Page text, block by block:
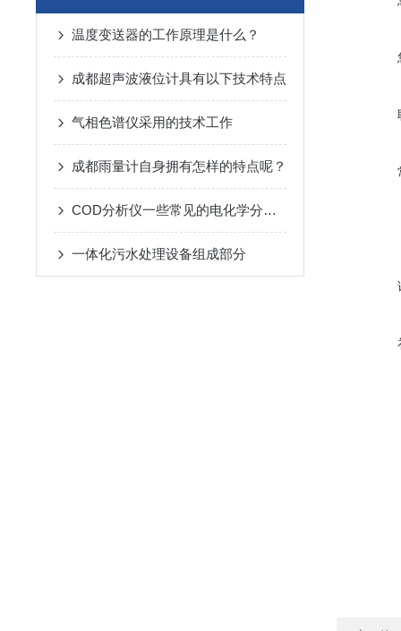
温度变送器的工作原理是什么？
成都超声波液位计具有以下技术特点
气相色谱仪采用的技术工作
成都雨量计自身拥有怎样的特点呢？
COD分析仪一些常见的电化学分析的方法和原理
一体化污水处理设备组成部分